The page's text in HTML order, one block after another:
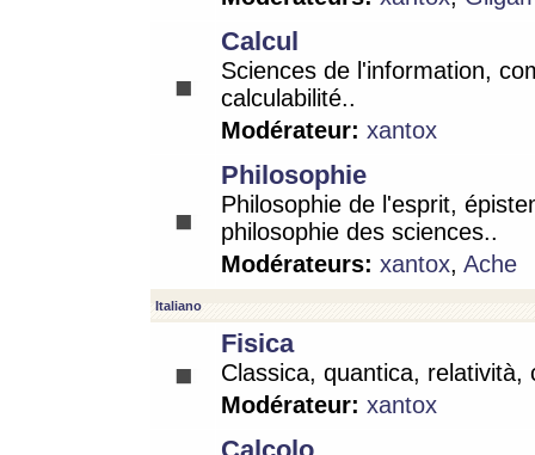
Calcul
Sciences de l'information,
calculabilité..
Modérateur: xantox
Philosophie
Philosophie de l'esprit,
philosophie des sciences..
Modérateurs: xantox, Ache
Italiano
Fisica
Classica, quantica, relatività,
Modérateur: xantox